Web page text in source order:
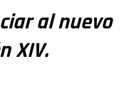
al nuevo
XIV.